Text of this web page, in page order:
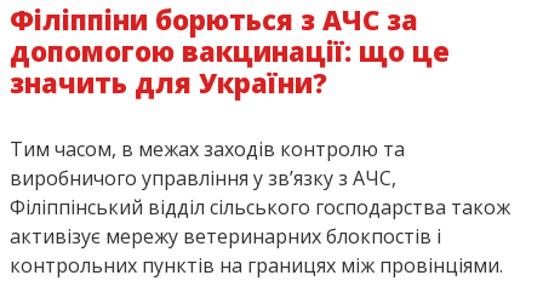
Філіппіни борються з АЧС за
допомогою вакцинації: що це
значить для України?
Тим часом, в межах заходів контролю та
виробничого управління у зв’язку з АЧС,
Філіппінський відділ сільського господарства також
активізує мережу ветеринарних блокпостів і
контрольних пунктів на границях між провінціями.